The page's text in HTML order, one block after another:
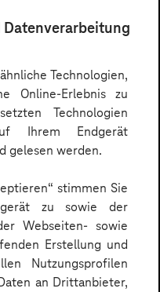
Technologien,
Online-Erlebnis zu
Technologien
Ihrem Endgerät
gelesen werden.
stimmen Sie
zu sowie der
Webseiten- sowie
Erstellung und
Nutzungsprofilen
an Drittanbieter,
Journey
Chatbots: Sie
der gesamten
messbaren Business
Use Cases,
sowie
Act und DSGVO –